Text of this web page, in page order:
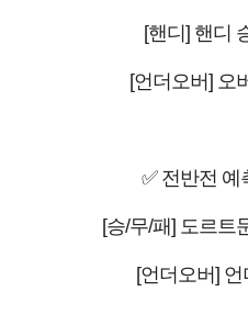
[핸디] 핸디
[언더오버] 오
✅ 전반전 예
[승/무/패] 도르트
[언더오버] 언